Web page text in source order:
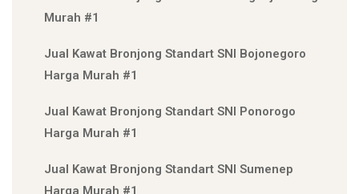
Murah #1
Jual Kawat Bronjong Standart SNI Bojonegoro
Harga Murah #1
Jual Kawat Bronjong Standart SNI Ponorogo
Harga Murah #1
Jual Kawat Bronjong Standart SNI Sumenep
Harga Murah #1